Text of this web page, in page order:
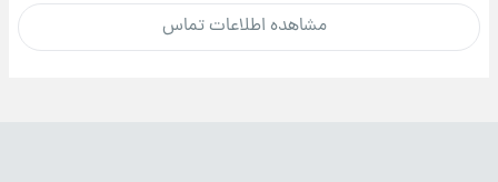
مشاهده اطلاعات تماس